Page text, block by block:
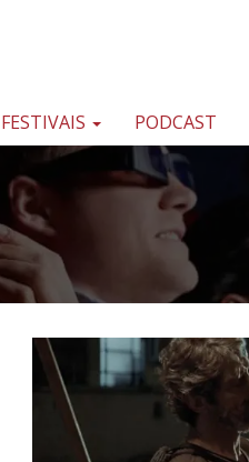
FESTIVAIS PODCAST